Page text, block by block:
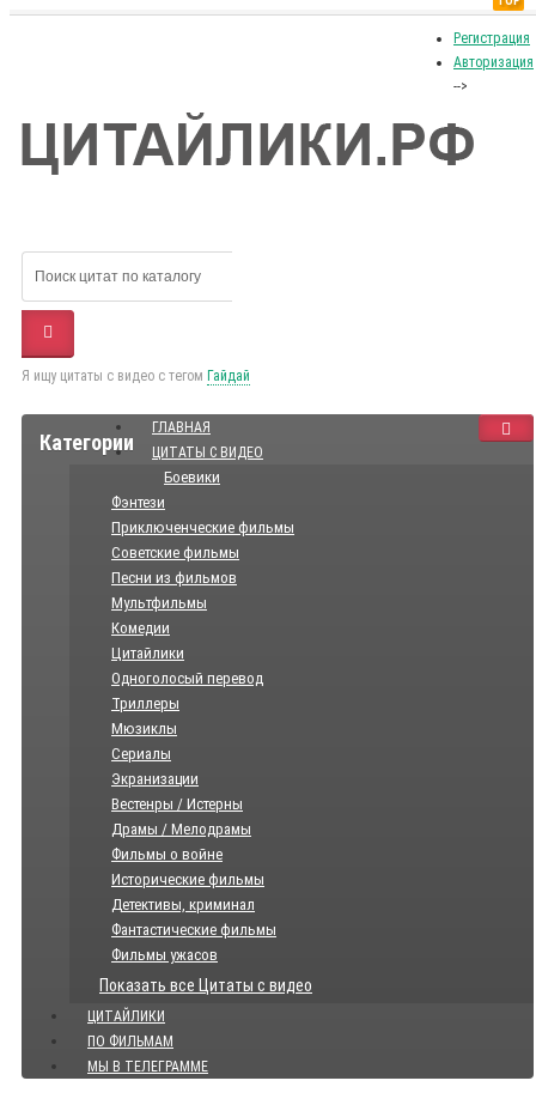
Регистрация
Авторизация
-->
Я ищу цитаты с видео с тегом Гайдай
Категории
ГЛАВНАЯ
ЦИТАТЫ С ВИДЕО
Боевики
Фэнтези
Приключенческие фильмы
Советские фильмы
Песни из фильмов
Мультфильмы
Комедии
Цитайлики
Одноголосый перевод
Триллеры
Мюзиклы
Сериалы
Экранизации
Вестенры / Истерны
Драмы / Мелодрамы
Фильмы о войне
Исторические фильмы
Детективы, криминал
Фантастические фильмы
Фильмы ужасов
Показать все Цитаты с видео
ЦИТАЙЛИКИ
ПО ФИЛЬМАМ
МЫ В ТЕЛЕГРАММЕ